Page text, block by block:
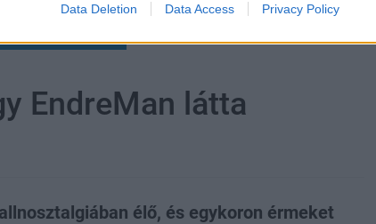
Data Deletion Data Access Privacy Policy
EndreMan látta
élő, és egykoron érmeket